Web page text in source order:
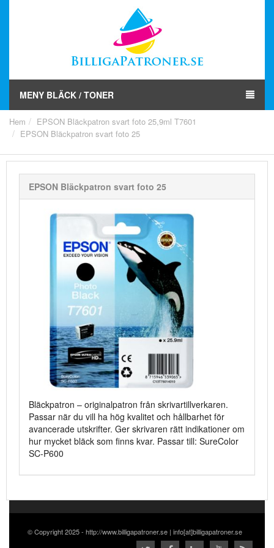
MENY BLÄCK / TONER
Hem
EPSON Bläckpatron svart foto 25,9ml T7601
EPSON Bläckpatron svart foto 25
EPSON Bläckpatron svart foto 25
Bläckpatron – originalpatron från skrivartillverkaren.
Passar när du vill ha hög kvalitet och hållbarhet för
avancerade utskrifter. Ger skrivaren rätt indikationer om
hur mycket bläck som finns kvar. Passar till: SureColor
SC-P600
© Copyright 2025 - http://www.billigapatroner.se | info[at]billigapatroner.se